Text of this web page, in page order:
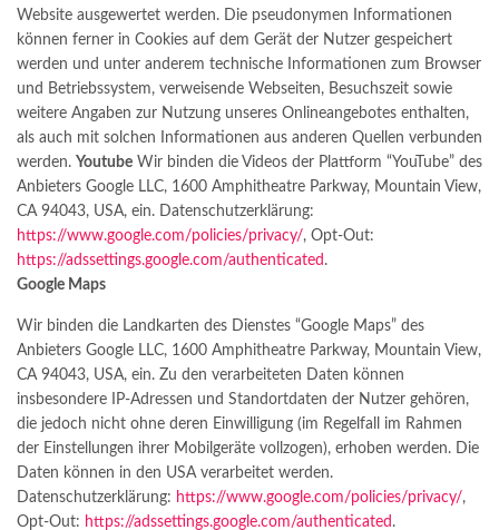
Website ausgewertet werden. Die pseudonymen Informationen
können ferner in Cookies auf dem Gerät der Nutzer gespeichert
werden und unter anderem technische Informationen zum Browser
und Betriebssystem, verweisende Webseiten, Besuchszeit sowie
weitere Angaben zur Nutzung unseres Onlineangebotes enthalten,
als auch mit solchen Informationen aus anderen Quellen verbunden
werden. Youtube Wir binden die Videos der Plattform “YouTube” des
Anbieters Google LLC, 1600 Amphitheatre Parkway, Mountain View,
CA 94043, USA, ein. Datenschutzerklärung:
https://www.google.com/policies/privacy/, Opt-Out:
https://adssettings.google.com/authenticated .
Google Maps
Wir binden die Landkarten des Dienstes “Google Maps” des
Anbieters Google LLC, 1600 Amphitheatre Parkway, Mountain View,
CA 94043, USA, ein. Zu den verarbeiteten Daten können
insbesondere IP-Adressen und Standortdaten der Nutzer gehören,
die jedoch nicht ohne deren Einwilligung (im Regelfall im Rahmen
der Einstellungen ihrer Mobilgeräte vollzogen), erhoben werden. Die
Daten können in den USA verarbeitet werden.
Datenschutzerklärung: https://www.google.com/policies/privacy/,
Opt-Out: https://adssettings.google.com/authenticated .